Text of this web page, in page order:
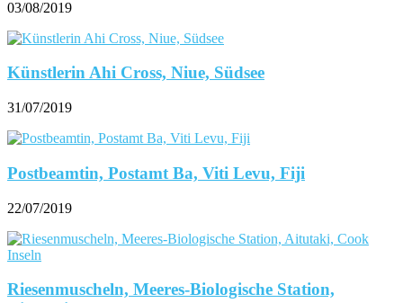
03/08/2019
Künstlerin Ahi Cross, Niue, Südsee
31/07/2019
Postbeamtin, Postamt Ba, Viti Levu, Fiji
22/07/2019
Riesenmuscheln, Meeres-Biologische Station,